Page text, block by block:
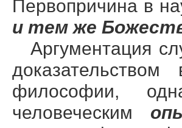
Первопричина в
и тем же
Аргументация
философии,
человеческим